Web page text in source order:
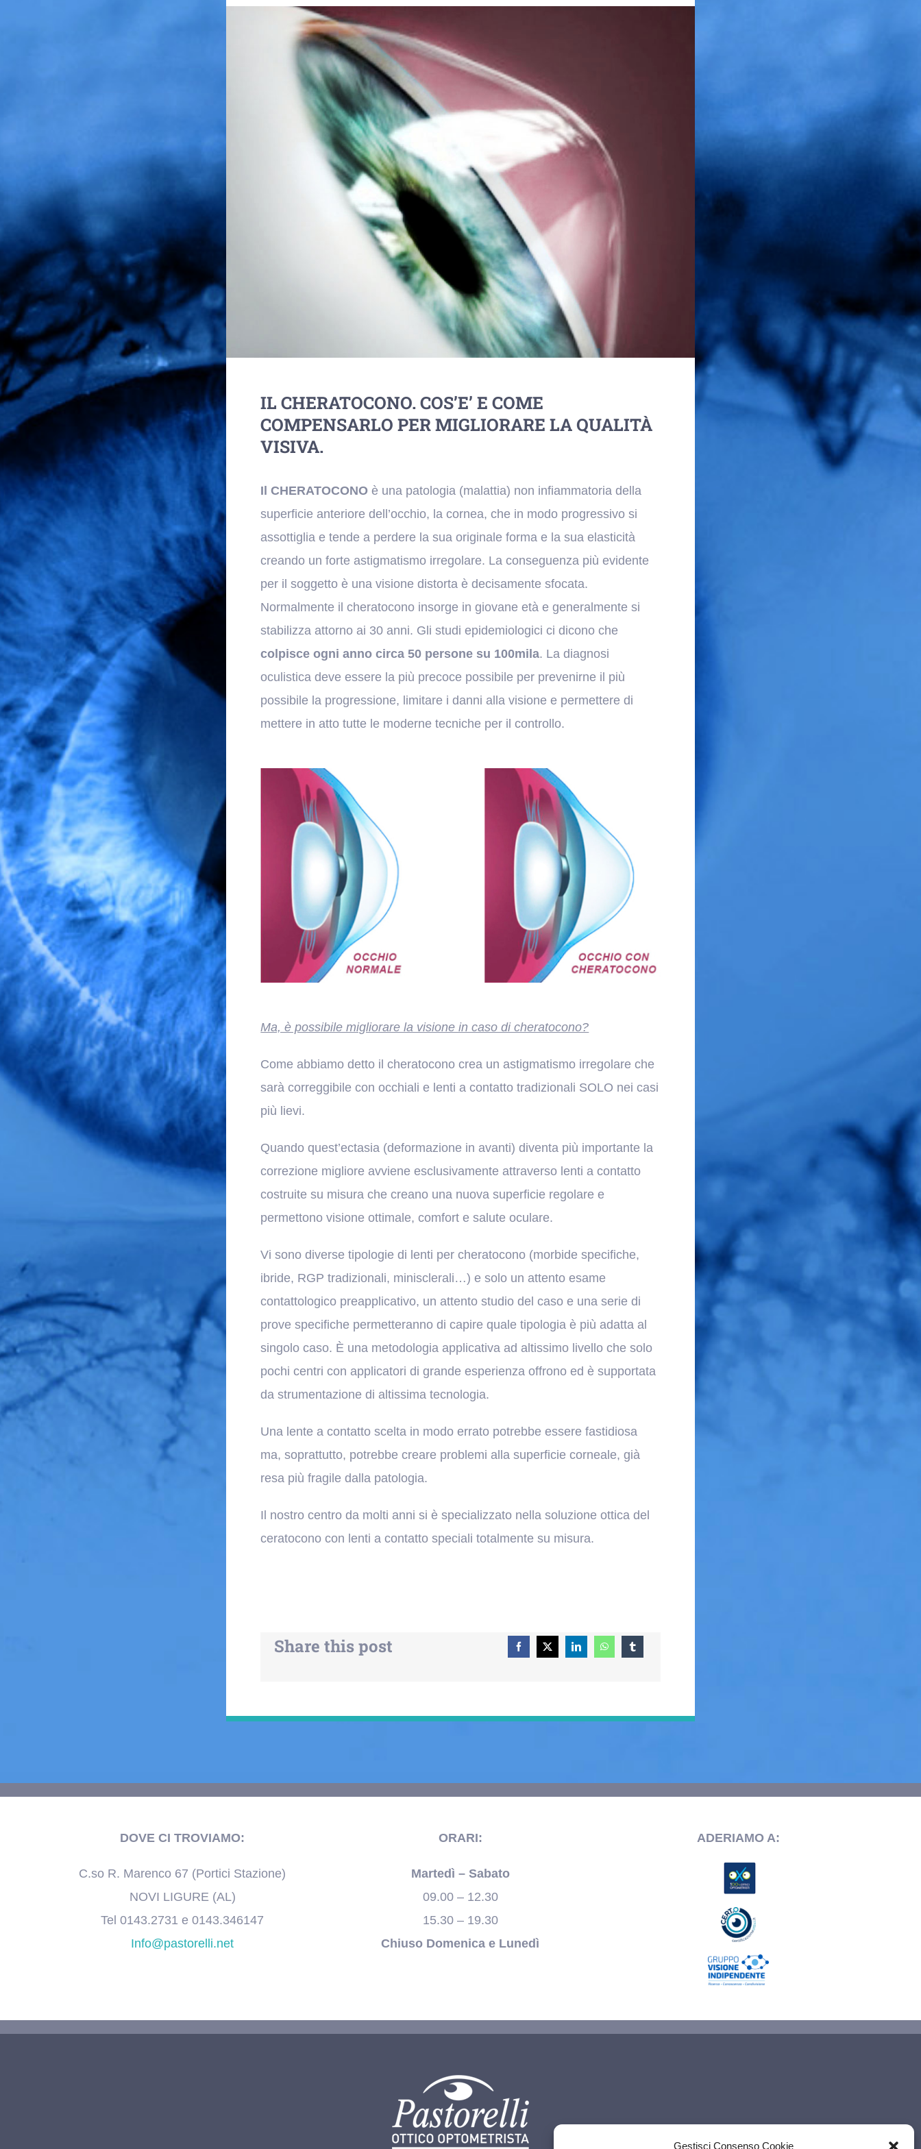
Gestisci Consenso Cookie
IL CHERATOCONO.COS’E’ E COME
COMPENSARLO PER MIGLIORARE LA QUALITÀ
VISIVA.
Il CHERATOCONO è una patologia (malattia) non infiammatoria della
superficie anteriore dell’occhio, la cornea, che in modo progressivo si
assottiglia e tende a perdere la sua originale forma e la sua elasticità
creando un forte astigmatismo irregolare. La conseguenza più evidente
per il soggetto è una visione distorta è decisamente sfocata.
Normalmente il cheratocono insorge in giovane età e generalmente si
stabilizza attorno ai 30 anni. Gli studi epidemiologici ci dicono che
colpisce ogni anno circa 50 persone su 100mila. La diagnosi
oculistica deve essere la più precoce possibile per prevenirne il più
possibile la progressione, limitare i danni alla visione e permettere di
mettere in atto tutte le moderne tecniche per il controllo.
Ma, è possibile migliorare la visione in caso di cheratocono?
Come abbiamo detto il cheratocono crea un astigmatismo irregolare che
sarà correggibile con occhiali e lenti a contatto tradizionali SOLO nei casi
più lievi.
Quando quest’ectasia (deformazione in avanti) diventa più importante la
correzione migliore avviene esclusivamente attraverso lenti a contatto
costruite su misura che creano una nuova superficie regolare e
permettono visione ottimale, comfort e salute oculare.
Vi sono diverse tipologie di lenti per cheratocono (morbide specifiche,
ibride, RGP tradizionali, minisclerali…) e solo un attento esame
contattologico preapplicativo, un attento studio del caso e una serie di
prove specifiche permetteranno di capire quale tipologia è più adatta al
singolo caso. È una metodologia applicativa ad altissimo livello che solo
pochi centri con applicatori di grande esperienza offrono ed è supportata
da strumentazione di altissima tecnologia.
Una lente a contatto scelta in modo errato potrebbe essere fastidiosa
ma, soprattutto, potrebbe creare problemi alla superficie corneale, già
resa più fragile dalla patologia.
Il nostro centro da molti anni si è specializzato nella soluzione ottica del
ceratocono con lenti a contatto speciali totalmente su misura.
Share this post
DOVE CI TROVIAMO:
C.so R. Marenco 67 (Portici Stazione)
NOVI LIGURE (AL)
Tel 0143.2731 e 0143.346147
Info@pastorelli.net
ORARI:
Martedì – Sabato
09.00 – 12.30
15.30 – 19.30
Chiuso Domenica e Lunedì
ADERIAMO A: